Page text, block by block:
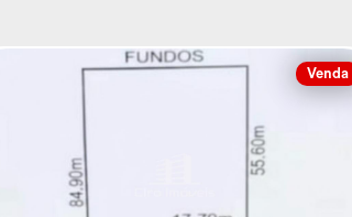
Venda